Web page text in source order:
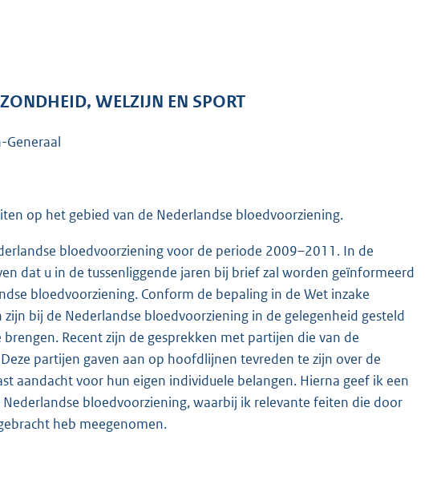
WELZIJN EN SPORT
Generaal
op het gebied van de Nederlandse bloedvoorziening.
bloedvoorziening voor de periode 2009–2011. In de
dat u in de tussenliggende jaren bij brief zal worden geïnformeerd
bloedvoorziening. Conform de bepaling in de Wet inzake
bij de Nederlandse bloedvoorziening in de gelegenheid gesteld
Recent zijn de gesprekken met partijen die van de
partijen gaven aan op hoofdlijnen tevreden te zijn over de
aandacht voor hun eigen individuele belangen. Hierna geef ik een
bloedvoorziening, waarbij ik relevante feiten die door
heb meegenomen.